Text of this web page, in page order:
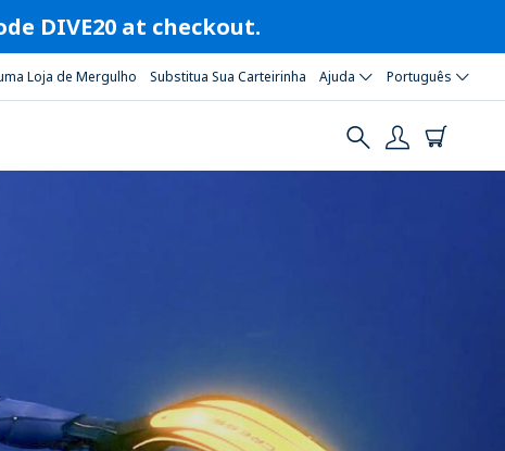
DIVE20 at checkout.
Loja de Mergulho Substitua Sua Carteirinha Ajuda Português